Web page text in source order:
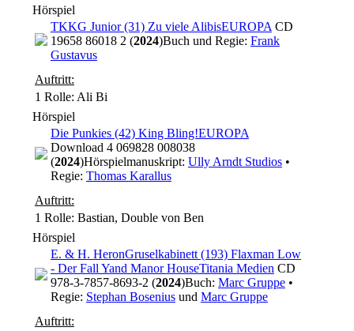
Hörspiel
TKKG Junior (31) Zu viele AlibisEUROPA CD
19658 86018 2 (2024)Buch und Regie: Frank
Gustavus
Auftritt:
1 Rolle: Ali Bi
Hörspiel
Die Punkies (42) King Bling!EUROPA
Download 4 069828 008038
(2024)Hörspielmanuskript: Ully Arndt Studios•
Regie: Thomas Karallus
Auftritt:
1 Rolle: Bastian, Double von Ben
Hörspiel
E. & H. HeronGruselkabinett (193) Flaxman Low
- Der Fall Yand Manor HouseTitania Medien CD
978-3-7857-8693-2 (2024)Buch: Marc Gruppe•
Regie: Stephan Boseniusund Marc Gruppe
Auftritt: